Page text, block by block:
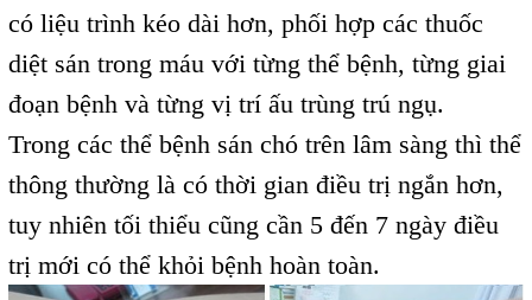
có liệu trình kéo dài hơn, phối hợp các thuốc
diệt sán trong máu với từng thể bệnh, từng giai
đoạn bệnh và từng vị trí ấu trùng trú ngụ.
Trong các thể bệnh sán chó trên lâm sàng thì thể
thông thường là có thời gian điều trị ngắn hơn,
tuy nhiên tối thiểu cũng cần 5 đến 7 ngày điều
trị mới có thể khỏi bệnh hoàn toàn.